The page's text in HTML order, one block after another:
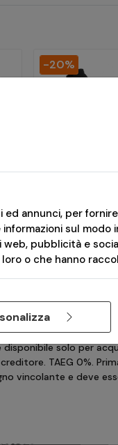
-20%
€ 4,00
Calzini Corti
Organico Neri
Pentagon
Disponibile
solo per
TAEG 0%.
vincolante e deve
annunci, per
sul
pubblicità e
o che hanno